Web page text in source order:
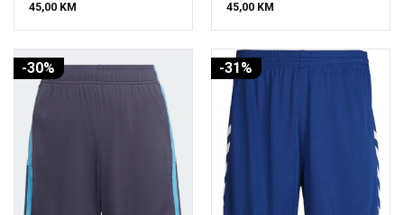
45,00 KM 45,00 KM
-30% -31%